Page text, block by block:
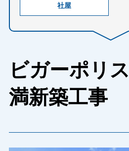
社屋
ビガーポリ
満新築工事